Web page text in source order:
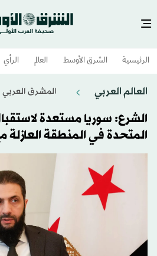
الرئيسية الشرق الأوسط​ العالم الرأي
العالم العربي المشرق العربي
الشرع: سوريا مستعدة
المتحدة في المنطقة العازلة